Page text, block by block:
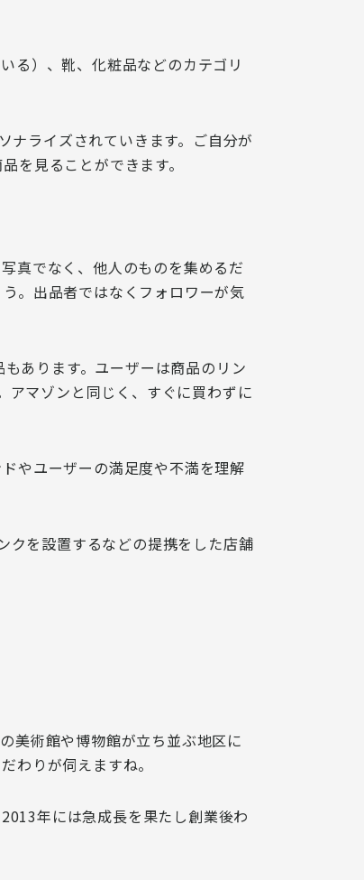
る）、靴、化粧品などのカテゴリ
ナライズされていきます。ご自分が
を見ることができます。
真でなく、他人のものを集めるだ
。出品者ではなくフォロワーが気
あります。 ユーザーは商品のリン
アマゾンと同じく、すぐに買わずに
やユーザーの満足度や不満を理解
クを設置するなどの提携をした店舗
美術館や博物館が立ち並ぶ地区に
わりが伺えますね。
年には急成長を果たし創業後わ